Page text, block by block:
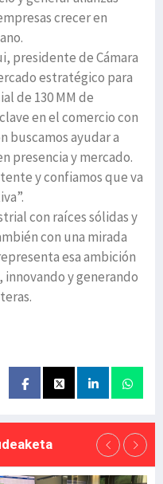
crecer en
presidente de Cámara
estratégico para
de 130 MM de
en el comercio con
buscamos ayudar a
presencia y mercado.
y confiamos que va
con raíces sólidas y
con una mirada
esa ambición
y generando